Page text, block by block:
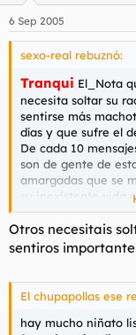
6 Sep 2005
sexo-real rebuznó:
Tranqui El_Nota
necesita soltar su
sentirse más
días y que sufre el
De cada 10
son de gente de
amargadas que se
su inexistente vida
Peroquese puede
acrónimos tan
tenemos a los
los que meten en su
para potenciar su
que pretenden
Podrás imaginar las
Otros necesitais
sentiros
El chupapollas ese
hay mucho niñato